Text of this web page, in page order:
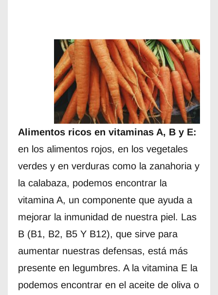
Alimentos ricos en vitaminas A, B y E:
en los alimentos rojos, en los vegetales
verdes y en verduras como la zanahoria y
la calabaza, podemos encontrar la
vitamina A, un componente que ayuda a
mejorar la inmunidad de nuestra piel. Las
B (B1, B2, B5 Y B12), que sirve para
aumentar nuestras defensas, está más
presente en legumbres. A la vitamina E la
podemos encontrar en el aceite de oliva o